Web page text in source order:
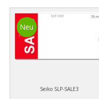
Neu
Seiko SLP-SALE3